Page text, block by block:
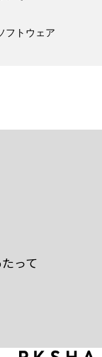
フトウェア
って